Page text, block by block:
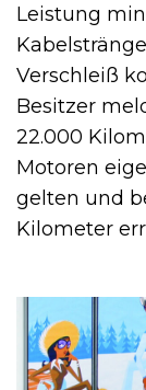
Leistung
Verschleiß
Besitzer
22.000
Motoren
gelten und
Kilometer